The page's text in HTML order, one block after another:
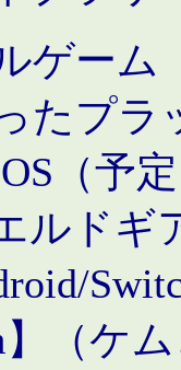
ゲーム
たプラ
（予
ルドギ
】（ケ